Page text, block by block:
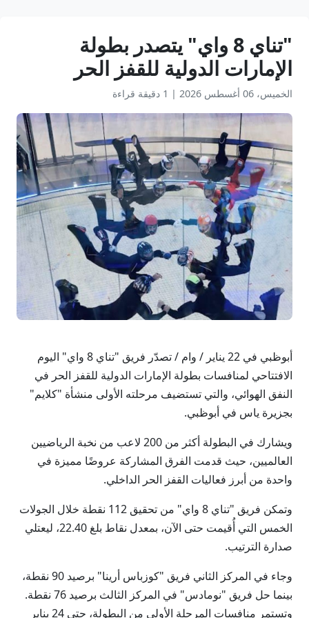
"تناي 8 واي" يتصدر بطولة
الإمارات الدولية للقفز الحر
الخميس، 06 أغسطس 2026 | 1 دقيقة قراءة
أبوظبي في 22 يناير / وام / تصدّر فريق "تناي 8 واي" اليوم
الافتتاحي لمنافسات بطولة الإمارات الدولية للقفز الحر في
النفق الهوائي، والتي تستضيف مرحلته الأولى منشأة "كلايم"
بجزيرة ياس في أبوظبي.
ويشارك في البطولة أكثر من 200 لاعب من نخبة الرياضيين
العالميين، حيث قدمت الفرق المشاركة عروضًا مميزة في
واحدة من أبرز فعاليات القفز الحر الداخلي.
وتمكن فريق "تناي 8 واي" من تحقيق 112 نقطة خلال الجولات
الخمس التي أُقيمت حتى الآن، بمعدل نقاط بلغ 22.40، ليعتلي
صدارة الترتيب.
وجاء في المركز الثاني فريق "كوزباس أرينا" برصيد 90 نقطة،
بينما حل فريق "نومادس" في المركز الثالث برصيد 76 نقطة.
وتستمر منافسات المرحلة الأولى من البطولة، حتى 24 يناير